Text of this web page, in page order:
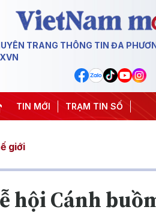
TRANG THÔNG TIN ĐA
TIN MỚI TRẠM TIN SỐ
giới
hội Cánh